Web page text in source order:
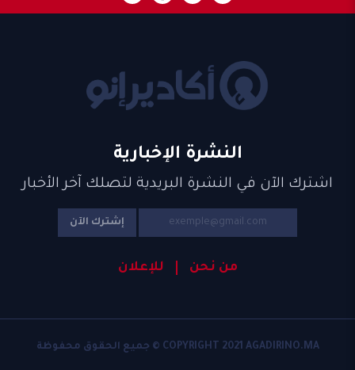
النشرة الإخبارية
اشترك الآن في النشرة البريدية لتصلك آخر الأخبار
إشترك الآن
من نحن للإعلان
COPYRIGHT 2021 AGADIRINO.MA © جميع الحقوق محفوظة